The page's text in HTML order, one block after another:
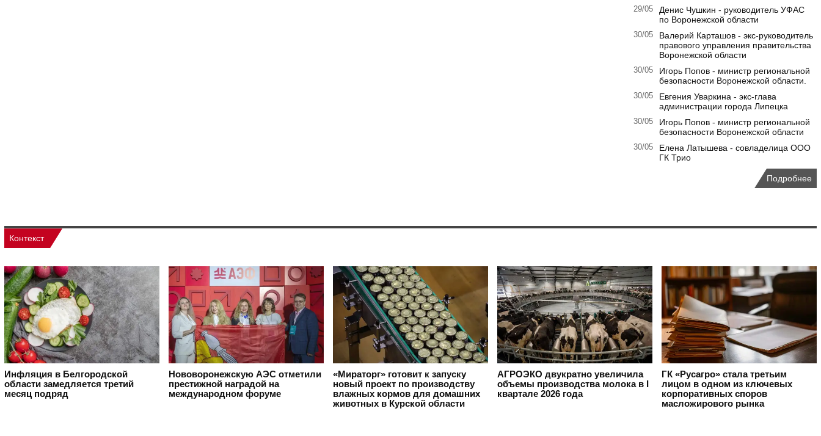
29/05
Денис Чушкин - руководитель УФАС
по Воронежской области
30/05
Валерий Карташов - экс-руководитель
правового управления правительства
Воронежской области
30/05
Игорь Попов - министр региональной
безопасности Воронежской области.
30/05
Евгения Уваркина - экс-глава
администрации города Липецка
30/05
Игорь Попов - министр региональной
безопасности Воронежской области
30/05
Елена Латышева - совладелица ООО
ГК Трио
Подробнее
Контекст
Инфляция в Белгородской
области замедляется третий
месяц подряд
Нововоронежскую АЭС отметили
престижной наградой на
международном форуме
«Мираторг» готовит к запуску
новый проект по производству
влажных кормов для домашних
животных в Курской области
АГРОЭКО двукратно увеличила
объемы производства молока в I
квартале 2026 года
ГК «Русагро» стала третьим
лицом в одном из ключевых
корпоративных споров
масложирового рынка